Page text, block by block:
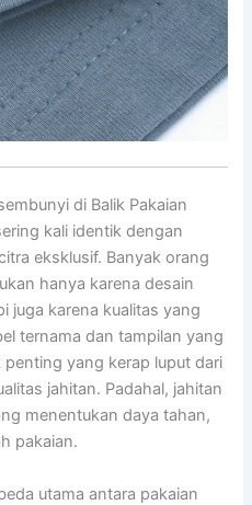
di Balik Pakaian
kali identik dengan
eksklusif. Banyak orang
hanya karena desain
juga karena kualitas yang
ternama dan tampilan yang
yang kerap luput dari
jahitan. Padahal, jahitan
menentukan daya tahan,
pakaian.
utama antara pakaian